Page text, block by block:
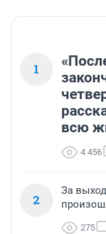
1
всю
4 456
2
За
275